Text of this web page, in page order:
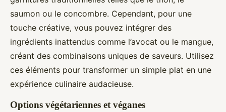
saumon ou le concombre. Cependant, pour une
touche créative, vous pouvez intégrer des
ingrédients inattendus comme l’avocat ou le mangue,
créant des combinaisons uniques de saveurs. Utilisez
ces éléments pour transformer un simple plat en une
expérience culinaire audacieuse.
Options végétariennes et véganes